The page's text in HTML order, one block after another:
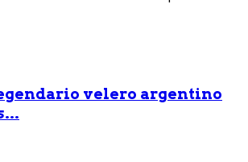
velero argentino